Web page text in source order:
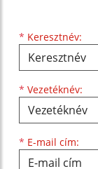
* Keresztnév:
Keresztnév
* Vezetéknév:
Vezetéknév
* E-mail cím:
E-mail cím